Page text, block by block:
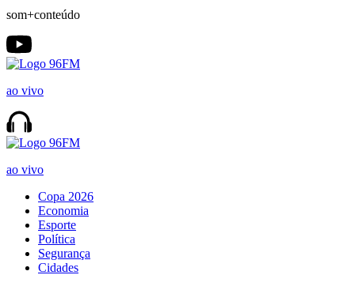
som+conteúdo
ao vivo
ao vivo
Copa 2026
Economia
Esporte
Política
Segurança
Cidades